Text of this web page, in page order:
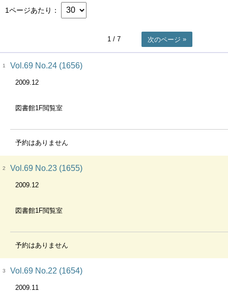
1ページあたり
1 / 7 次のページ
1 Vol.69 No.24 (1656)
2009.12
図書館1F閲覧室
予約はありません
2 Vol.69 No.23 (1655)
2009.12
図書館1F閲覧室
予約はありません
3 Vol.69 No.22 (1654)
2009.11